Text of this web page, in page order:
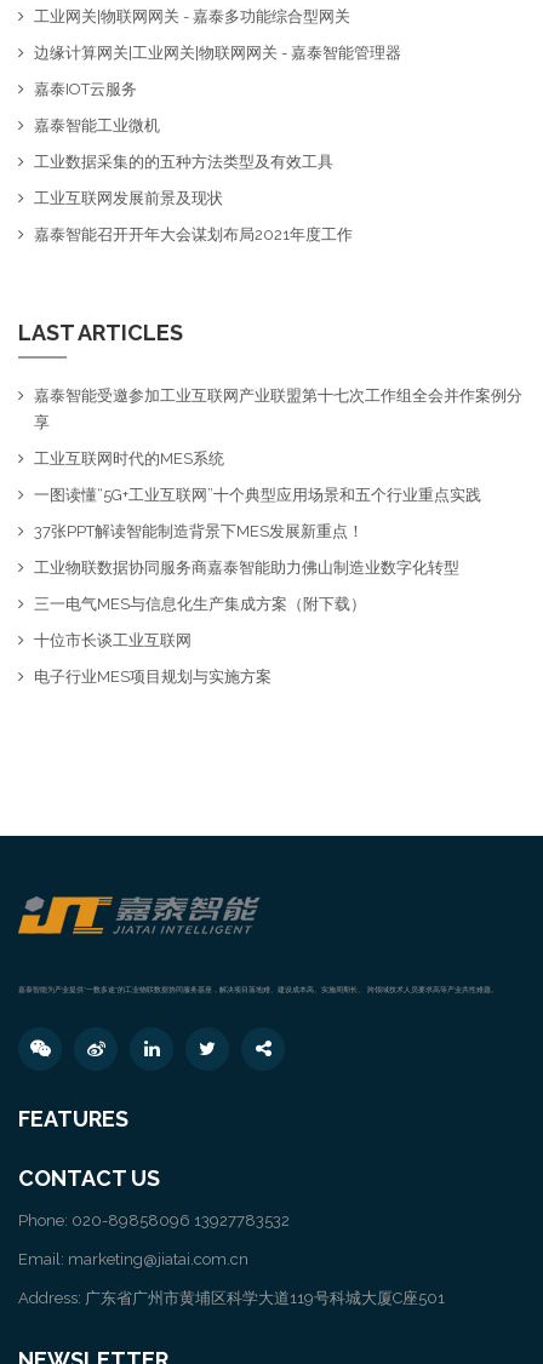
工业网关|物联网网关 - 嘉泰多功能综合型网关
边缘计算网关|工业网关|物联网网关 - 嘉泰智能管理器
嘉泰IOT云服务
嘉泰智能工业微机
工业数据采集的的五种方法类型及有效工具
工业互联网发展前景及现状
嘉泰智能召开开年大会谋划布局2021年度工作
LAST ARTICLES
嘉泰智能受邀参加工业互联网产业联盟第十七次工作组全会并作案例分
享
工业互联网时代的MES系统
一图读懂“5G+工业互联网”十个典型应用场景和五个行业重点实践
37张PPT解读智能制造背景下MES发展新重点！
工业物联数据协同服务商嘉泰智能助力佛山制造业数字化转型
三一电气MES与信息化生产集成方案（附下载）
十位市长谈工业互联网
电子行业MES项目规划与实施方案
嘉泰智能为产业提供“一数多途”的工业物联数据协同服务基座，解决项目落地难、建设成本高、实施周期长、 跨领域技术人员要求高等产业共性难题。
FEATURES
CONTACT US
Phone: 020-89858096 13927783532
Email: marketing@jiatai.com.cn
Address: 广东省广州市黄埔区科学大道119号科城大厦C座501